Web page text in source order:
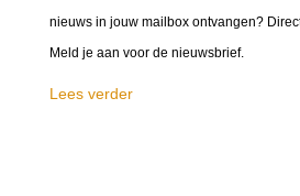
nieuws in jouw mailbox ontvangen?
Meld je aan voor de nieuwsbrief.
Lees verder